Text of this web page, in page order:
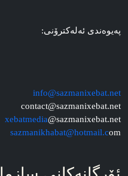
په‌یوه‌ندی ئه‌له‌کترۆنی:
info@sazmanixebat.net
contact@sazmanixebat.net
xebatmedia@sazmanixebat.net
sazmanikhabat@hotmail.com